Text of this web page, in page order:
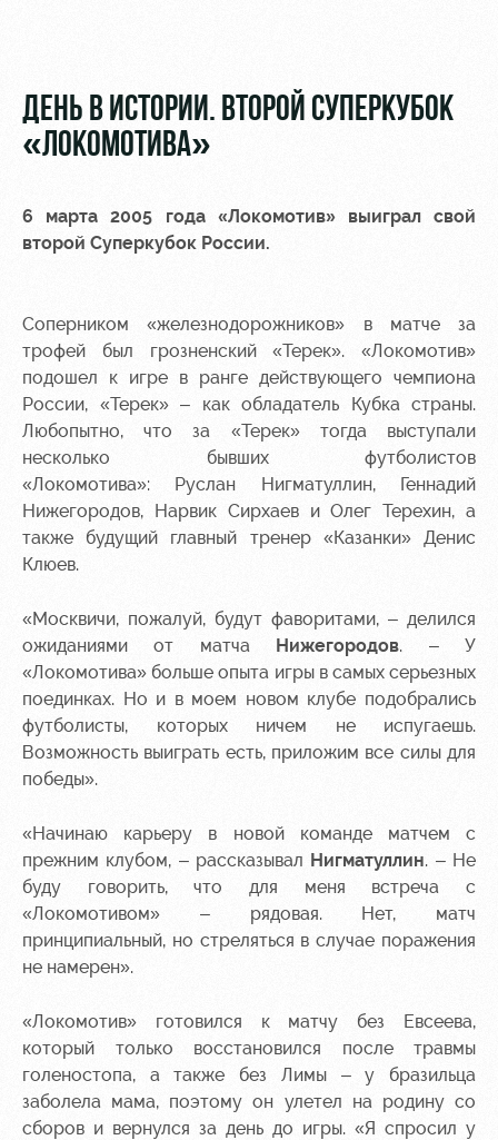
МГН
РЖД
Организация
мероприятий
Аренда
полей
Аренда
площадей
Ледовый
дворец
спортом
Локо
Локо-Лето
Академия
Как
поступить
Руководство
Контакты
Информация
Банковская
карта
«Локомотив»
Заставки
Парковка
Карта
болельщика
лояльности
Информация
для
болельщиков
ДЕНЬ В ИСТОРИИ. ВТОРОЙ СУПЕРКУБОК
«ЛОКОМОТИВА»
6 марта 2005 года «Локомотив» выиграл свой
второй Суперкубок России.
Соперником «железнодорожников» в матче за
трофей был грозненский «Терек». «Локомотив»
подошел к игре в ранге действующего чемпиона
России, «Терек» – как обладатель Кубка страны.
Любопытно, что за «Терек» тогда выступали
несколько бывших футболистов
«Локомотива»: Руслан Нигматуллин, Геннадий
Нижегородов, Нарвик Сирхаев и Олег Терехин, а
также будущий главный тренер «Казанки» Денис
Клюев.
«Москвичи, пожалуй, будут фаворитами, – делился
ожиданиями от матча Нижегородов. – У
«Локомотива» больше опыта игры в самых серьезных
поединках. Но и в моем новом клубе подобрались
футболисты, которых ничем не испугаешь.
Возможность выиграть есть, приложим все силы для
победы».
«Начинаю карьеру в новой команде матчем с
прежним клубом, – рассказывал Нигматуллин. – Не
буду говорить, что для меня встреча с
«Локомотивом» – рядовая. Нет, матч
принципиальный, но стреляться в случае поражения
не намерен».
«Локомотив» готовился к матчу без Евсеева,
который только восстановился после травмы
голеностопа, а также без Лимы – у бразильца
заболела мама, поэтому он улетел на родину со
сборов и вернулся за день до игры. «Я спросил у